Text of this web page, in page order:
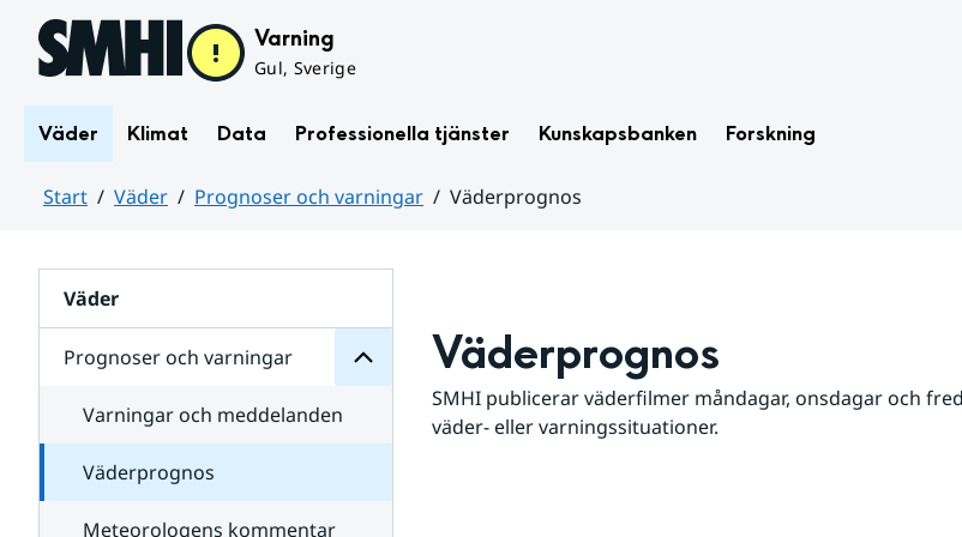
Hoppa till sidans innehåll Varning
Gul, Sverige
Väder Klimat Data Professionella tjänster Kunskapsbanken Forskning
Start Väder Prognoser och varningar
Väderprognos
Väder
Prognoser och varningar
för
varningar
Varningar och meddelanden
Väderprognos
Meteorologens kommentar
Väderprognos
SMHI publicerar väderfilmer måndagar, onsdagar och
väder- eller varningssituationer.